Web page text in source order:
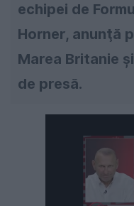
echipei de
Horner, anunţă
Marea Britanie
de presă.